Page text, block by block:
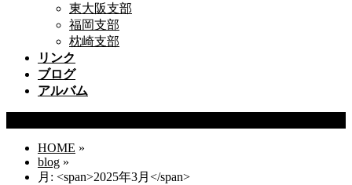
東大阪支部
福岡支部
枕崎支部
リンク
ブログ
アルバム
HOME »
blog »
月: <span>2025年3月</span>